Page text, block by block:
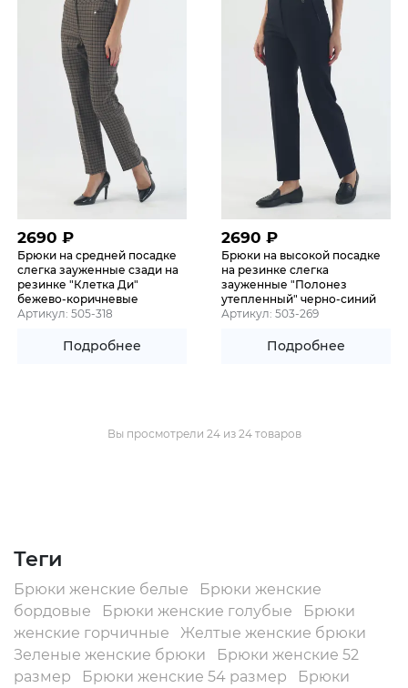
2690 ₽
Брюки на средней посадке
слегка зауженные сзади на
резинке "Клетка Ди"
бежево-коричневые
Артикул: 505-318
Подробнее
2690 ₽
Брюки на высокой посадке
на резинке слегка
зауженные "Полонез
утепленный" черно-синий
Артикул: 503-269
Подробнее
Вы просмотрели 24 из 24 товаров
Теги
Брюки женские белые
Брюки женские
бордовые
Брюки женские голубые
Брюки
женские горчичные
Желтые женские брюки
Зеленые женские брюки
Брюки женские 52
размер
Брюки женские 54 размер
Брюки